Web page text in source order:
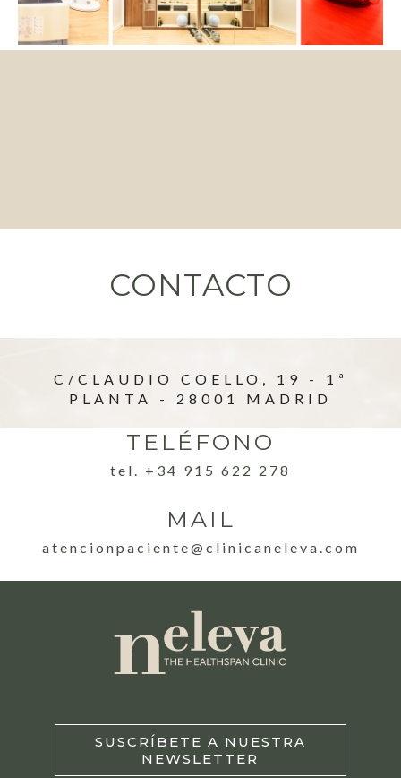
CONTACTO
C/CLAUDIO COELLO, 19 - 1ª
PLANTA - 28001 MADRID
TELÉFONO
tel. +34 915 622 278
MAIL
atencionpaciente@clinicaneleva.com
SUSCRÍBETE A NUESTRA
NEWSLETTER